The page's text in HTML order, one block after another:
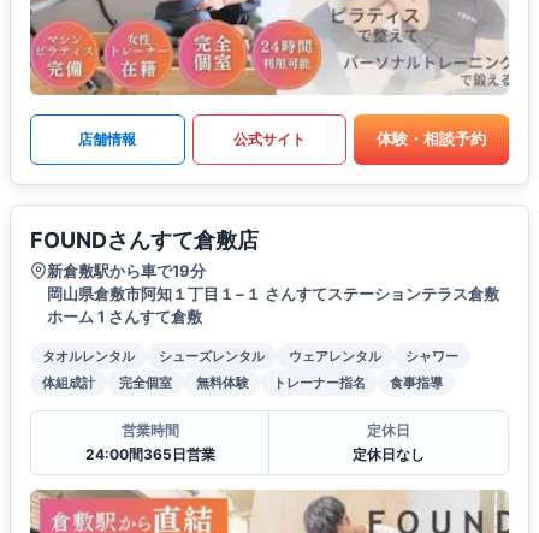
店舗情報 公式サイト 体験・相談予約
FOUNDさんすて倉敷店
新倉敷駅から車で19分
岡山県倉敷市阿知１丁目１−１ さんすてステーションテラス倉敷
ホーム 1 さんすて倉敷
タオルレンタル シューズレンタル ウェアレンタル
シャワー
体組成計
完全個室 無料体験 トレーナー指名 食事指導
営業時間
24:00間365日営業
定休日
定休日なし